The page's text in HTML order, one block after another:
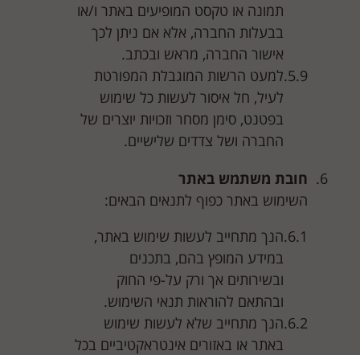
תמונה או טקסט המופיעים באתר ו/או
בבעלות החברה, אלא אם ניתן לכך
אישור החברה, מראש ובכתב.
למעט הרשות המוגבלת המפורטת
לעיל, חל איסור לעשות כל שימוש
בפטנט, סימן מסחר וזכויות יוצרים של
החברה ושל צדדים שלישיים.
חובת משתמש באתר
השימוש באתר כפוף לתנאים הבאים:
הנך מתחייב לעשות שימוש באתר,
במידע המופץ בהם, בתכנים
ובשירותים אך ורק על-פי החוק
ובהתאם להוראות תנאי השימוש.
הנך מתחייב שלא לעשות שימוש
באתר או באזורים אינטראקטיביים בכל